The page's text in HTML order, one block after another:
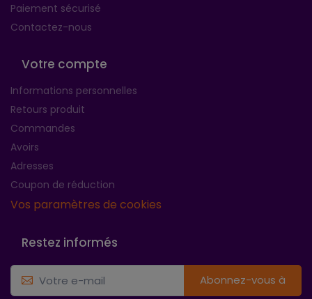
Paiement sécurisé
Contactez-nous
Votre compte
Informations personnelles
Retours produit
Commandes
Avoirs
Adresses
Coupon de réduction
Vos paramètres de cookies
Restez informés
Abonnez-vous à